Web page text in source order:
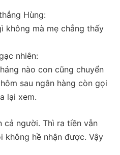
Hùng:
không mà mẹ chẳng thấy
nhiên:
nào con cũng chuyển
sau ngân hàng còn gọi
lại xem.
cả người. Thì ra tiền vẫn
không hề nhận được. Vậy